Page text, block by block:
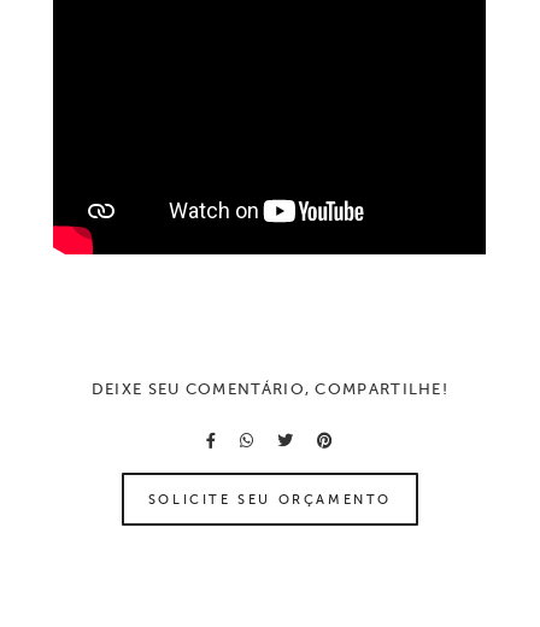
DEIXE SEU COMENTÁRIO, COMPARTILHE!
SOLICITE SEU ORÇAMENTO